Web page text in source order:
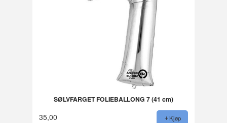
SØLVFARGET FOLIEBALLONG 7 (41 cm)
35,00 Kjøp